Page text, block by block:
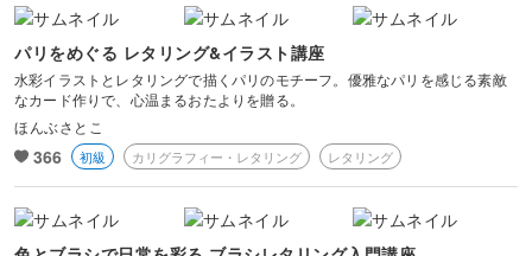
パリをめぐる レタリング&イラスト講座
水彩イラストとレタリングで描くパリのモチーフ。優雅なパリを感じる素敵
なカード作りで、心温まるおたよりを贈る。
ほんぶさとこ
366 初級 カリグラフィー・レタリング レタリング